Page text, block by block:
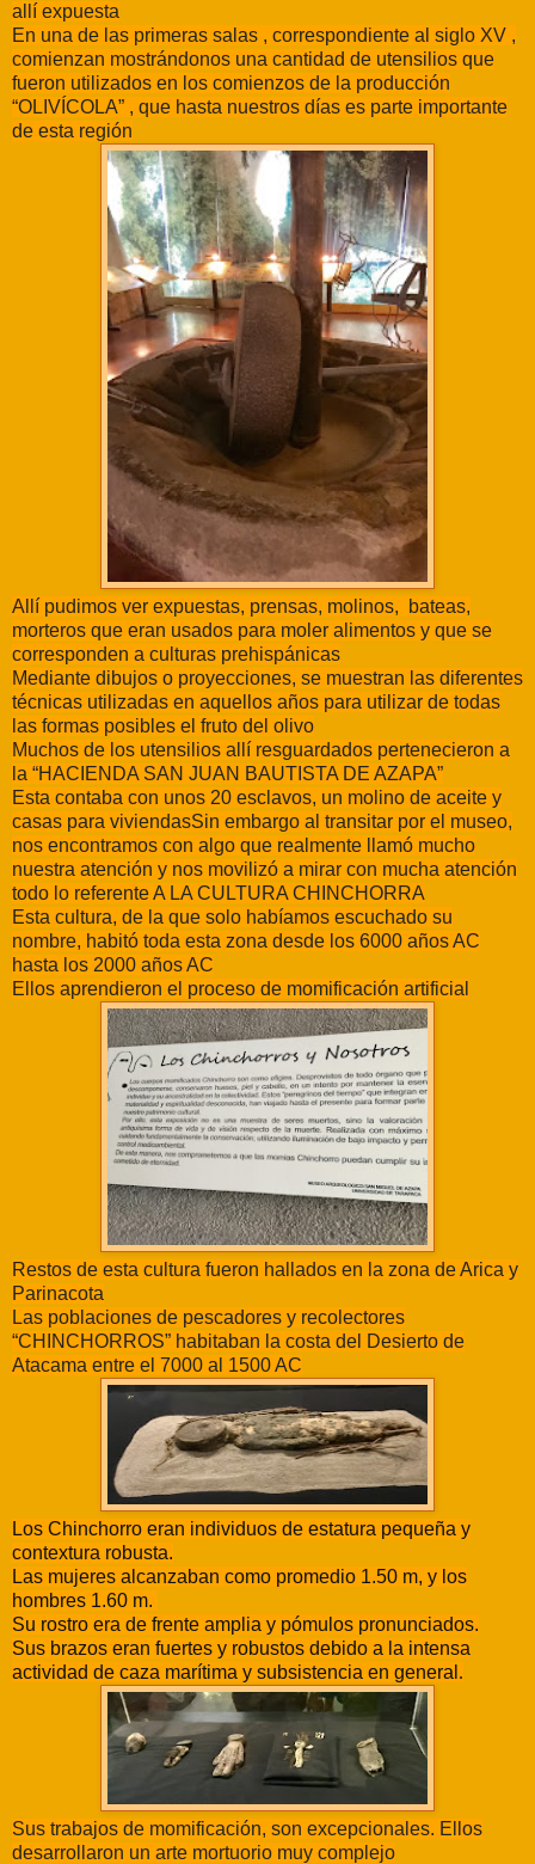
allí expuesta
En una de las primeras salas , correspondiente al siglo XV ,
comienzan mostrándonos una cantidad de utensilios que
fueron utilizados en los comienzos de la producción
“OLIVÍCOLA” , que hasta nuestros días es parte importante
de esta región
Allí pudimos ver expuestas, prensas, molinos, bateas,
morteros que eran usados para moler alimentos y que se
corresponden a culturas prehispánicas
Mediante dibujos o proyecciones, se muestran las diferentes
técnicas utilizadas en aquellos años para utilizar de todas
las formas posibles el fruto del olivo
Muchos de los utensilios allí resguardados pertenecieron a
la “HACIENDA SAN JUAN BAUTISTA DE AZAPA”
Esta contaba con unos 20 esclavos, un molino de aceite y
casas para viviendasSin embargo al transitar por el museo,
nos encontramos con algo que realmente llamó mucho
nuestra atención y nos movilizó a mirar con mucha atención
todo lo referenteA LA CULTURA CHINCHORRA
Esta cultura, de la que solo habíamos escuchado su
nombre, habitó toda esta zona desde los 6000 años AC
hasta los 2000 años AC
Ellos aprendieron el proceso de momificación artificial
Restos de esta cultura fueron hallados en la zona de Arica y
Parinacota
Las poblaciones de pescadores y recolectores
“CHINCHORROS” habitaban la costa del Desierto de
Atacama entre el 7000 al 1500 AC
Los Chinchorro eran individuos de estatura pequeña y
contextura robusta.
Las mujeres alcanzaban como promedio 1.50 m, y los
hombres 1.60 m.
Su rostro era de frente amplia y pómulos pronunciados.
Sus brazos eran fuertes y robustos debido a la intensa
actividad de caza marítima y subsistencia en general .
Sus trabajos de momificación, son excepcionales. Ellos
desarrollaron un arte mortuorio muy complejo